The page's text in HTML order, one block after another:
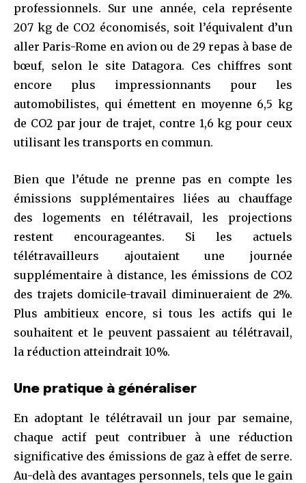
professionnels. Sur une année, cela représente
207 kg de CO2 économisés, soit l’équivalent d’un
aller Paris-Rome en avion ou de 29 repas à base de
bœuf, selon le site Datagora. Ces chiffres sont
encore plus impressionnants pour les
automobilistes, qui émettent en moyenne 6,5 kg
de CO2 par jour de trajet, contre 1,6 kg pour ceux
utilisant les transports en commun.
Bien que l’étude ne prenne pas en compte les
émissions supplémentaires liées au chauffage
des logements en télétravail, les projections
restent encourageantes. Si les actuels
télétravailleurs ajoutaient une journée
supplémentaire à distance, les émissions de CO2
des trajets domicile-travail diminueraient de 2%.
Plus ambitieux encore, si tous les actifs qui le
souhaitent et le peuvent passaient au télétravail,
la réduction atteindrait 10%.
Une pratique à généraliser
En adoptant le télétravail un jour par semaine,
chaque actif peut contribuer à une réduction
significative des émissions de gaz à effet de serre.
Au-delà des avantages personnels, tels que le gain